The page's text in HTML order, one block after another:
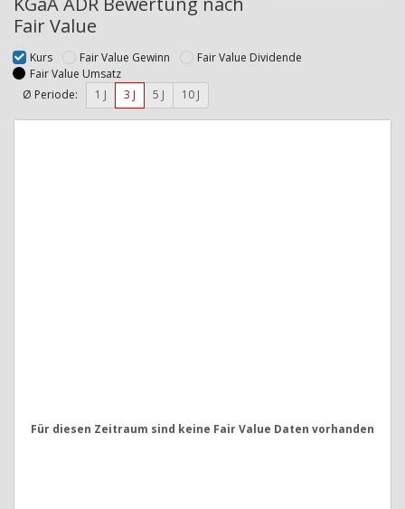
Fair Value
Kurs Fair Value Gewinn
Fair Value Dividende
Fair Value Umsatz
Ø Periode:
1 J 3 J 5 J 10 J
Für diesen Zeitraum sind keine Fair Value Daten vorhanden